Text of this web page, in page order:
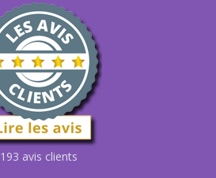
193 avis clients